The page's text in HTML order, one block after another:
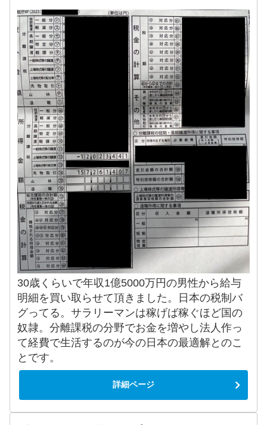
30歳くらいで年収1億5000万円の男性から給与
明細を買い取らせて頂きました。日本の税制バ
グってる。サラリーマンは稼げば稼ぐほど国の
奴隷。分離課税の分野でお金を増やし法人作っ
て経費で生活するのが今の日本の最適解とのこ
とです。
詳細ページ